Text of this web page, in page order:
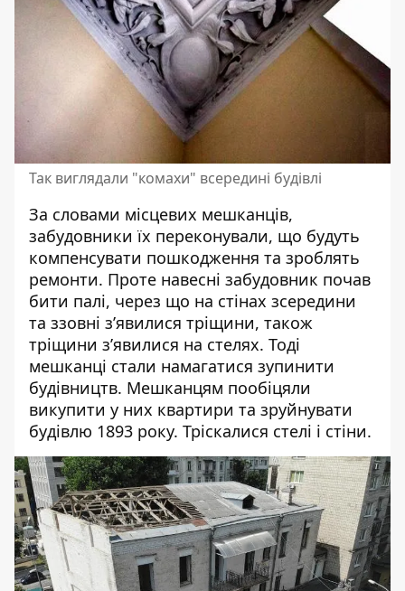
Так виглядали "комахи" всередині будівлі
За словами місцевих мешканців,
забудовники їх переконували, що будуть
компенсувати пошкодження та зроблять
ремонти. Проте навесні забудовник почав
бити палі, через що на стінах зсередини
та ззовні з’явилися тріщини, також
тріщини з’явилися на стелях. Тоді
мешканці стали намагатися зупинити
будівництв. Мешканцям пообіцяли
викупити у них квартири та зруйнувати
будівлю 1893 року. Тріскалися стелі і стіни.